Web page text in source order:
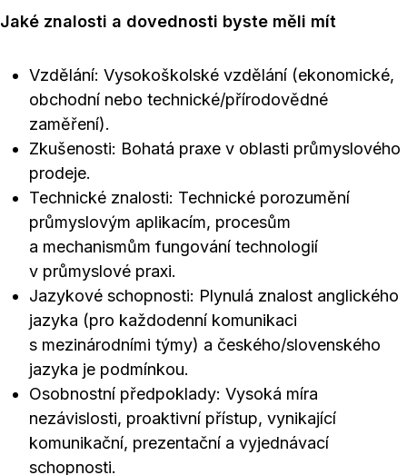
Jaké znalosti a dovednosti byste měli mít
Vzdělání: Vysokoškolské vzdělání (ekonomické,
obchodní nebo technické/přírodovědné
zaměření).
Zkušenosti: Bohatá praxe v oblasti průmyslového
prodeje.
Technické znalosti: Technické porozumění
průmyslovým aplikacím, procesům
a mechanismům fungování technologií
v průmyslové praxi.
Jazykové schopnosti: Plynulá znalost anglického
jazyka (pro každodenní komunikaci
s mezinárodními týmy) a českého/slovenského
jazyka je podmínkou.
Osobnostní předpoklady: Vysoká míra
nezávislosti, proaktivní přístup, vynikající
komunikační, prezentační a vyjednávací
schopnosti.